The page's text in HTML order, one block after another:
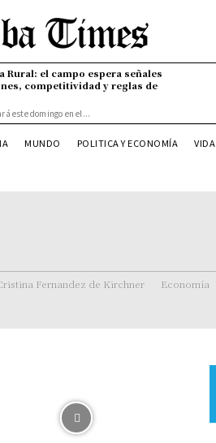
Rural: el campo espera señales
competitividad y reglas de
este domingo en el...
MUNDO POLITICA Y ECONOMÍA VIDA
Fernandez de Kirchner Economía